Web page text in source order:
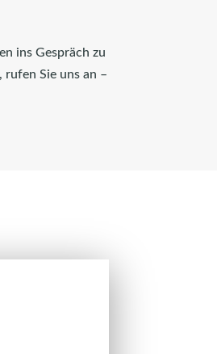
ins Gespräch zu
Sie uns an –